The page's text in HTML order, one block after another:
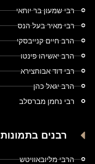
רבי שמעון בר יוחאי
רבי מאיר בעל הנס
הרב חיים קנייבסקי
הרב יאשיהו פינטו
רבי דוד אבוחצירא
הרב יגאל כהן
רבי נחמן מברסלב
רבנים בתמונות
הרבי מליובאוויטש